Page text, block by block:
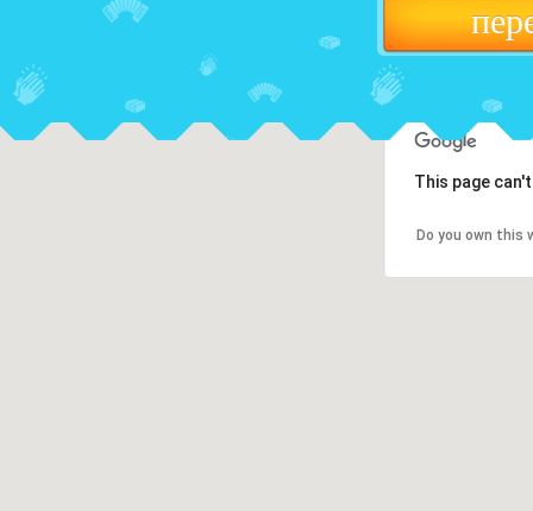
This page
Do you own this